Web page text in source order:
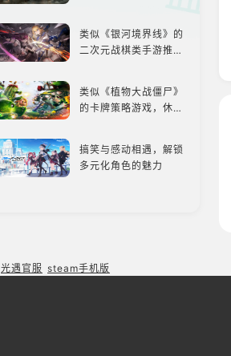
类似《银河境界线》的
二次元战棋类手游推
类似《植物大战僵尸》
的卡牌策略游戏，休闲
搞笑与感动相遇，解锁
多元化角色的魅力
《只狼：影逝二度》：
光遇官服 steam手机版